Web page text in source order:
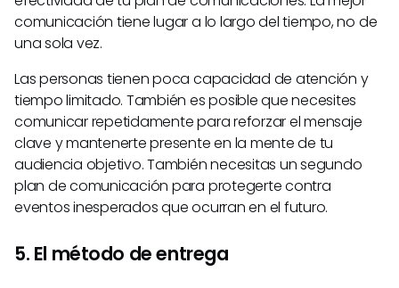
comunicación tiene lugar a lo largo del tiempo, no de
una sola vez.
Las personas tienen poca capacidad de atención y
tiempo limitado. También es posible que necesites
comunicar repetidamente para reforzar el mensaje
clave y mantenerte presente en la mente de tu
audiencia objetivo. También necesitas un segundo
plan de comunicación para protegerte contra
eventos inesperados que ocurran en el futuro.
5. El método de entrega